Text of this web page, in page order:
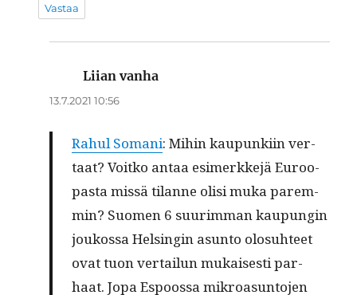
Vastaa
Liian vanha
13.7.2021 10:56
Rahul Soma­ni: Mihin kau­pun­kiin ver­
taat? Voit­ko antaa esi­merk­ke­jä Euroo­
pas­ta mis­sä tilan­ne oli­si muka parem­
min? Suo­men 6 suu­rim­man kau­pun­gin
jou­kos­sa Hel­sin­gin asun­to olo­suh­teet
ovat tuon ver­tai­lun mukai­ses­ti par­
haat. Jopa Espoos­sa mik­roa­sun­to­jen